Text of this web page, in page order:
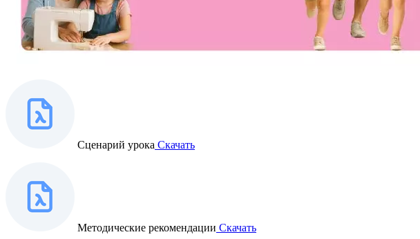
Сценарий урока Скачать
Методические рекомендации Скачать